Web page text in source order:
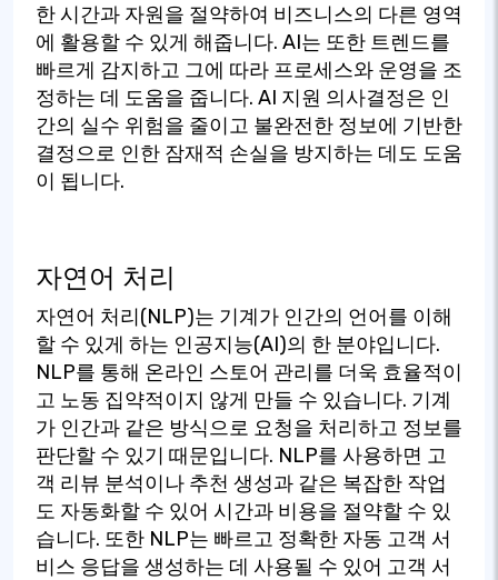
한 시간과 자원을 절약하여 비즈니스의 다른 영역
에 활용할 수 있게 해줍니다. AI는 또한 트렌드를
빠르게 감지하고 그에 따라 프로세스와 운영을 조
정하는 데 도움을 줍니다. AI 지원 의사결정은 인
간의 실수 위험을 줄이고 불완전한 정보에 기반한
결정으로 인한 잠재적 손실을 방지하는 데도 도움
이 됩니다.
자연어 처리
자연어 처리(NLP)는 기계가 인간의 언어를 이해
할 수 있게 하는 인공지능(AI)의 한 분야입니다.
NLP를 통해 온라인 스토어 관리를 더욱 효율적이
고 노동 집약적이지 않게 만들 수 있습니다. 기계
가 인간과 같은 방식으로 요청을 처리하고 정보를
판단할 수 있기 때문입니다. NLP를 사용하면 고
객 리뷰 분석이나 추천 생성과 같은 복잡한 작업
도 자동화할 수 있어 시간과 비용을 절약할 수 있
습니다. 또한 NLP는 빠르고 정확한 자동 고객 서
비스 응답을 생성하는 데 사용될 수 있어 고객 서